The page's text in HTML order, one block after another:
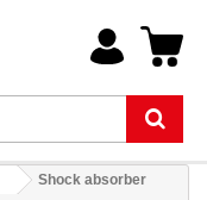
Shock absorber